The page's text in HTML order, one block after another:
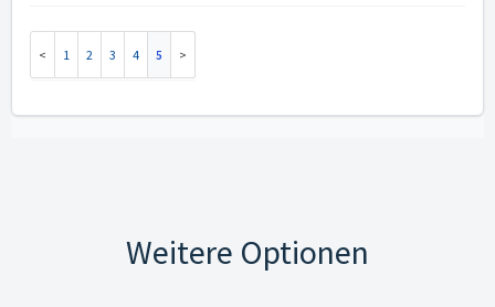
1 2 3 4 5
Weitere Optionen